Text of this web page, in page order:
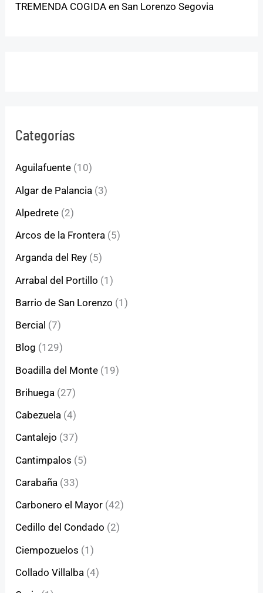
TREMENDA COGIDA en San Lorenzo Segovia
Categorías
Aguilafuente (10)
Algar de Palancia (3)
Alpedrete (2)
Arcos de la Frontera (5)
Arganda del Rey (5)
Arrabal del Portillo (1)
Barrio de San Lorenzo (1)
Bercial (7)
Blog (129)
Boadilla del Monte (19)
Brihuega (27)
Cabezuela (4)
Cantalejo (37)
Cantimpalos (5)
Carabaña (33)
Carbonero el Mayor (42)
Cedillo del Condado (2)
Ciempozuelos (1)
Collado Villalba (4)